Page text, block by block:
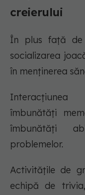
creierului
În plus față de
socializarea
în menținerea
îmbunătăți
îmbunătăți
problemelor.
Activitățile de
echipă de